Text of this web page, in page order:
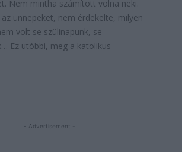
Nem mintha számított volna neki.
ünnepeket, nem érdekelte, milyen
volt se szülinapunk, se
Ez utóbbi, meg a katolikus
- Advertisement -